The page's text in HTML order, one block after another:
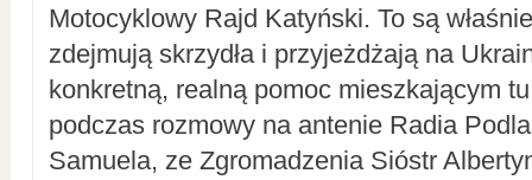
Motocyklowy Rajd Katyński. To są
zdejmują skrzydła i przyjeżdżają na
konkretną, realną pomoc mieszkającym
podczas rozmowy na antenie Radia
Samuela, ze Zgromadzenia Sióstr